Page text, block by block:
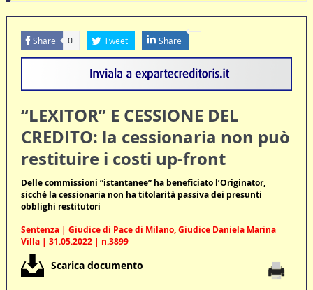
nulle deve produrre il contratto di conto corrente
Share 0 Tweet Share
“LEXITOR” E CESSIONE DEL
CREDITO: la cessionaria non può
restituire i costi up-front
Delle commissioni “istantanee” ha beneficiato l’Originator,
sicché la cessionaria non ha titolarità passiva dei presunti
obblighi restitutori
Sentenza | Giudice di Pace di Milano, Giudice Daniela Marina
Villa | 31.05.2022 | n.3899
Scarica documento